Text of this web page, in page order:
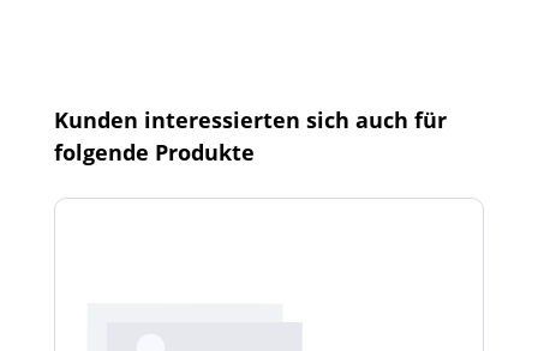
Produktgalerie überspringen
Kunden interessierten sich auch für
folgende Produkte